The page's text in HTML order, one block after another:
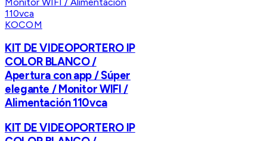
KOCOM
KIT DE VIDEOPORTERO IP
COLOR BLANCO /
Apertura con app / Súper
elegante / Monitor WIFI /
Alimentación 110vca
KIT DE VIDEOPORTERO IP